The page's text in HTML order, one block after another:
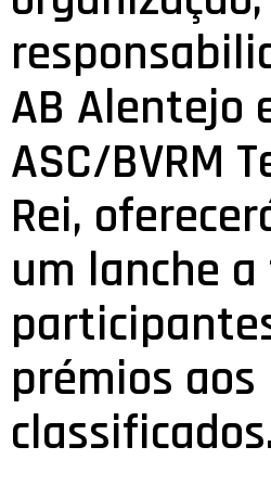
AB Alentejo
ASC/BVRM
Rei,
um lanche
prémios